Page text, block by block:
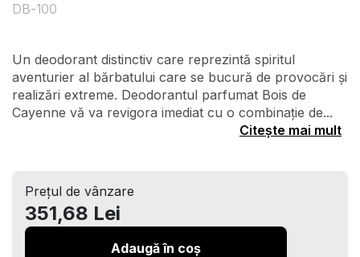
DB-100
Un deodorant distinctiv care reprezintă spiritul
aventurier al bărbatului care se bucură de provocări și
realizări extreme. Deodorantul parfumat Bois de
Cayenne vă va revigora imediat cu o combinație de...
Citește mai mult
Prețul de vânzare
351,68 Lei
Adaugă în coș